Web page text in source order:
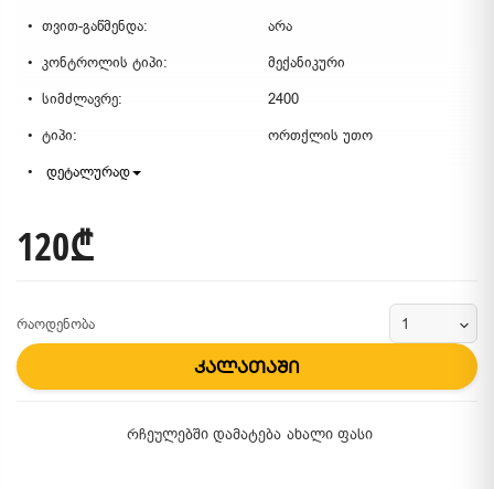
თვით-გაწმენდა:
არა
კონტროლის ტიპი:
მექანიკური
სიმძლავრე:
2400
ტიპი:
ორთქლის უთო
დეტალურად
120₾
რაოდენობა
კალათაში
რჩეულებში დამატება ახალი ფასი